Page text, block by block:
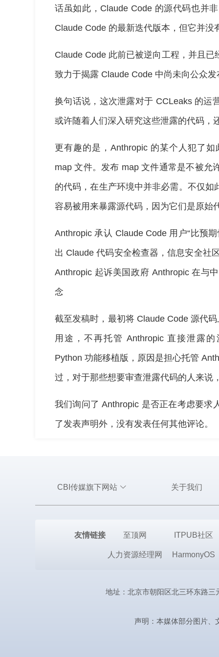
话虽如此，Claude Code 的源代码也并
Claude Code 的最新迭代版本，但它并没
Claude Code 此前已被逆向工程，并且
致力于揭露 Claude Code 中尚未向公众
换句话说，这次泄露对于 CCLeaks 的运
或许随着人们深入研究这些泄露的代码，
更有趣的是，Anthropic 的某个人犯了
map 文件。发布 map 文件通常是不被允
的代码，在生产环境中并非必需。不仅
容易被用来暴露源代码，因为它们是原始
Anthropic 承认 Claude Code 用户“比预
出 Claude 代码安全检查器，信息安全社
Anthropic 起诉美国政府 Anthropic 在与
念
截至发稿时，最初将 Claude Code 源代
用途，不再托管 Anthropic 直接泄露
Python 功能移植版，原因是担心托管
过，对于那些想要审查泄露代码的人来说
我们询问了 Anthropic 是否正在考虑要求
了发表声明外，没有发表任何其他评论。
CBI传媒旗下网站 关于我们
友情链接 至顶网 ITPUB社区
人力资源经理网 HarmonyOS
地址：北京市朝阳区北三环东路三
声明：本媒体部分图片、